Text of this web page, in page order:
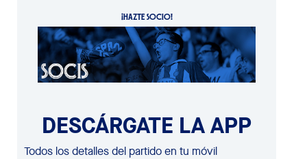
¡HAZTE SOCIO!
DESCÁRGATE LA APP
Todos los detalles del partido en tu móvil